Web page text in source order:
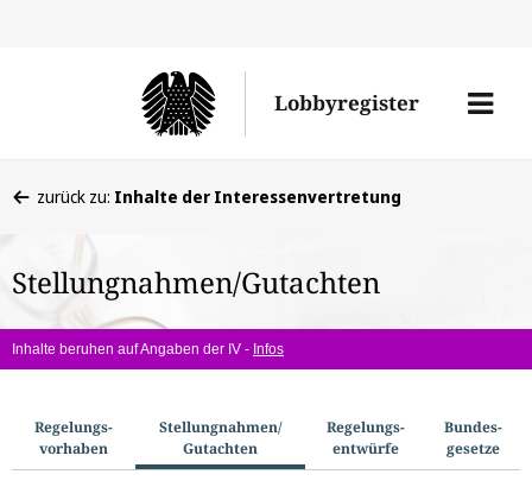
den
Lobbyregister
Menü
befinden
hier:
zurück zu: Inhalte der Interessenvertretung
Stellungnahmen/Gutachten
Inhalte beruhen auf Angaben der IV - Infos
u
Regelungs­
vorhaben
Stellungnahmen/​
Gutachten
Regelungs­
entwürfe
Bundes­
gesetze